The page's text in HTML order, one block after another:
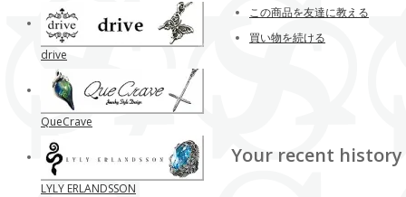
この商品を友達に教える
買い物を続ける
Your recent history
drive
QueCrave
LYLY ERLANDSSON